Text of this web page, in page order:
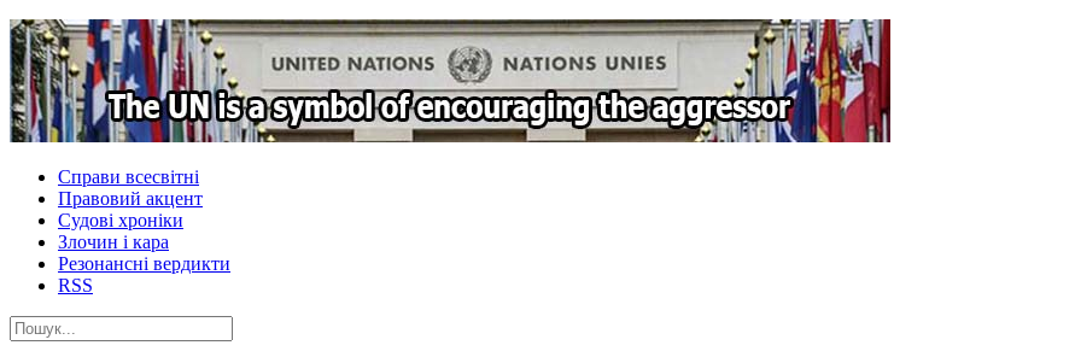
Справи всесвітні
Правовий акцент
Судові хроніки
Злочин і кара
Резонансні вердикти
RSS